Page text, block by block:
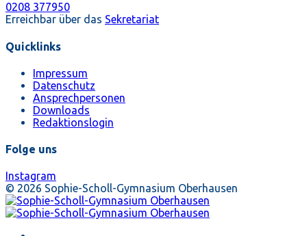
0208 377950
Erreichbar über das Sekretariat
Quicklinks
Impressum
Datenschutz
Ansprechpersonen
Downloads
Redaktionslogin
Folge uns
Instagram
© 2026 Sophie-Scholl-Gymnasium Oberhausen